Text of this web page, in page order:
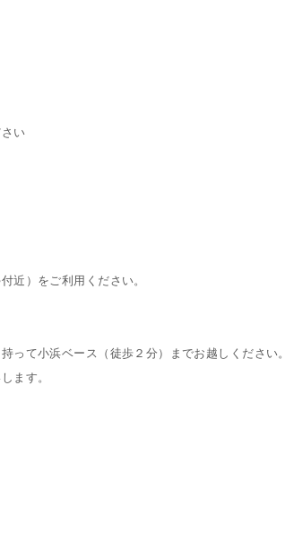
い
近）をご利用ください。
て小浜ベース（徒歩２分）までお越しください。
ます。